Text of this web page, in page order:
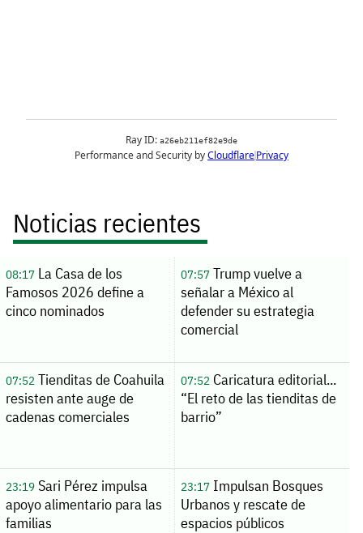
Noticias recientes
08:17La Casa de los
Famosos 2026 define a
cinco nominados
07:57Trump vuelve a
señalar a México al
defender su estrategia
comercial
07:52Tienditas de Coahuila
resisten ante auge de
cadenas comerciales
07:52Caricatura editorial...
“El reto de las tienditas de
barrio”
23:19Sari Pérez impulsa
apoyo alimentario para las
familias
23:17Impulsan Bosques
Urbanos y rescate de
espacios públicos